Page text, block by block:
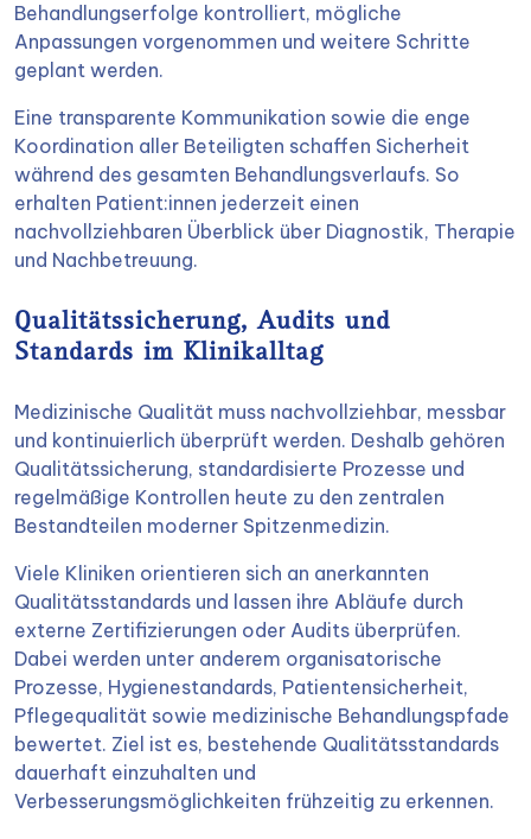
Behandlungserfolge kontrolliert, mögliche
Anpassungen vorgenommen und weitere Schritte
geplant werden.
Eine transparente Kommunikation sowie die enge
Koordination aller Beteiligten schaffen Sicherheit
während des gesamten Behandlungsverlaufs. So
erhalten Patient:innen jederzeit einen
nachvollziehbaren Überblick über Diagnostik, Therapie
und Nachbetreuung.
Qualitätssicherung, Audits und
Standards im Klinikalltag
Medizinische Qualität muss nachvollziehbar, messbar
und kontinuierlich überprüft werden. Deshalb gehören
Qualitätssicherung, standardisierte Prozesse und
regelmäßige Kontrollen heute zu den zentralen
Bestandteilen moderner Spitzenmedizin.
Viele Kliniken orientieren sich an anerkannten
Qualitätsstandards und lassen ihre Abläufe durch
externe Zertifizierungen oder Audits überprüfen.
Dabei werden unter anderem organisatorische
Prozesse, Hygienestandards, Patientensicherheit,
Pflegequalität sowie medizinische Behandlungspfade
bewertet. Ziel ist es, bestehende Qualitätsstandards
dauerhaft einzuhalten und
Verbesserungsmöglichkeiten frühzeitig zu erkennen.